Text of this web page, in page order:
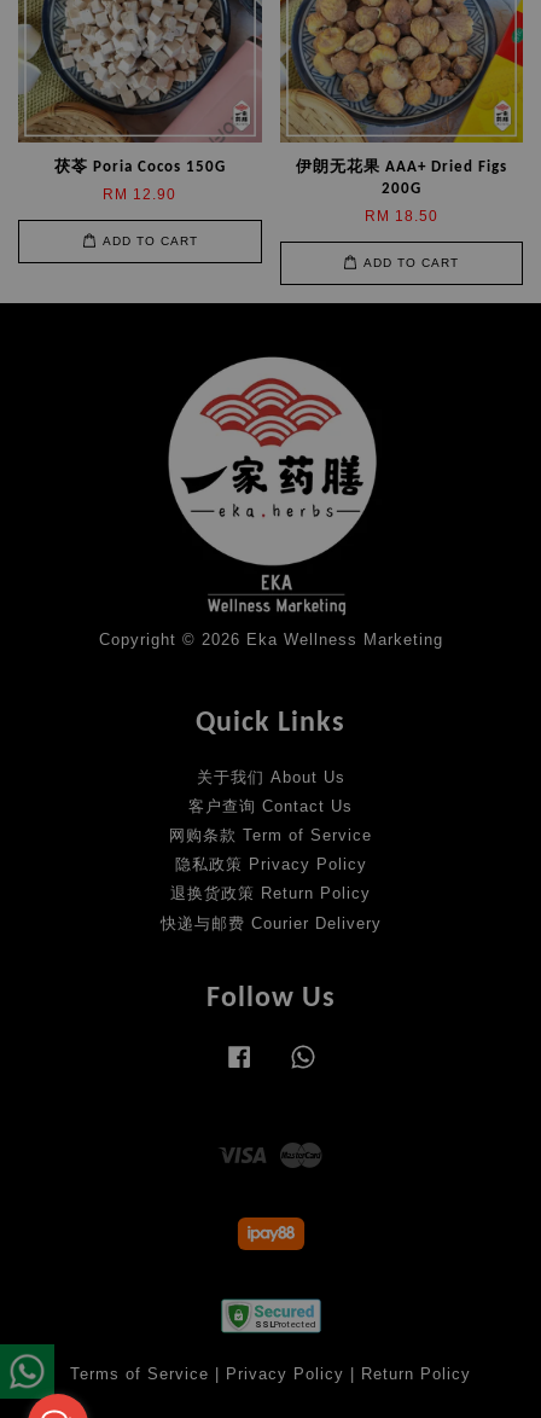
茯苓 Poria Cocos 150G
RM 12.90
ADD TO CART
伊朗无花果 AAA+ Dried Figs
200G
RM 18.50
ADD TO CART
Copyright © 2026 Eka Wellness Marketing
Quick Links
关于我们 About Us
客户查询 Contact Us
网购条款 Term of Service
隐私政策 Privacy Policy
退换货政策 Return Policy
快递与邮费 Courier Delivery
Follow Us
Facebook
Visa
Terms of Service Privacy Policy Return Policy